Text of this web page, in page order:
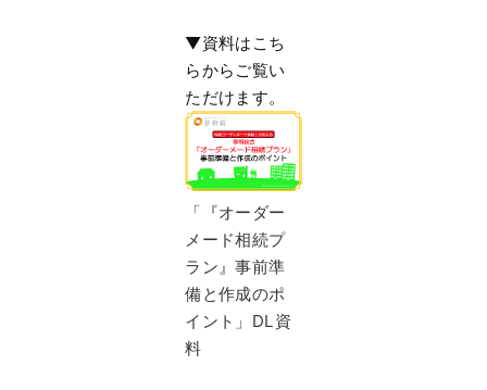
▼資料はこち
らからご覧い
ただけます。
「『オーダー
メード相続プ
ラン』事前準
備と作成のポ
イント」DL資
料